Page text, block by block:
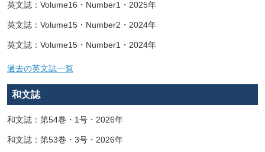
英文誌：Volume16・Number1・2025年
英文誌：Volume15・Number2・2024年
英文誌：Volume15・Number1・2024年
過去の英文誌一覧
和文誌
和文誌：第54巻・1号・2026年
和文誌：第53巻・3号・2026年